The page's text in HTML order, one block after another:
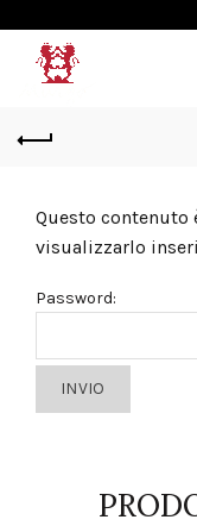
Questo contenuto
visualizzarlo
Password: